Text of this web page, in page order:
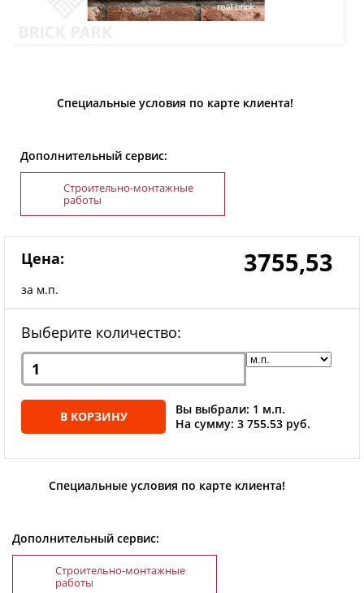
Специальные условия по карте клиента!
Дополнительный сервис:
Строительно-монтажные
работы
Цена:
за м.п.
3755,53
Выберите количество:
В КОРЗИНУ
Вы выбрали: 1 м.п.
На сумму: 3 755.53 руб.
Специальные условия по карте клиента!
Дополнительный сервис:
Строительно-монтажные
работы